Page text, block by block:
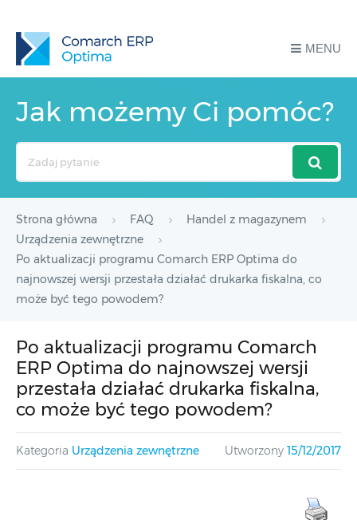
MENU
Jak możemy Ci pomóc?
Strona główna FAQ
Handel z magazynem
Urządzenia zewnętrzne
Po aktualizacji programu Comarch ERP Optima do
najnowszej wersji przestała działać drukarka fiskalna, co
może być tego powodem?
Po aktualizacji programu Comarch
ERP Optima do najnowszej wersji
przestała działać drukarka fiskalna,
co może być tego powodem?
Kategoria Urządzenia zewnętrzne Utworzony 15/12/2017